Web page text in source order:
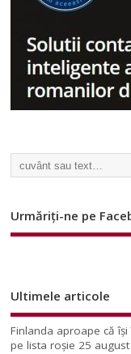
Urmăriți-ne pe
Ultimele articole
Finlanda aproape că
pe lista roșie 25